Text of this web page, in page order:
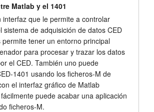
Matlab y el 1401
interfaz que le permite a controlar
sistema de adquisición de datos CED
permite tener un entorno principal
para procesar y trazar los datos
el CED. También uno puede
1401 usando los ficheros-M de
el interfaz gráfico de Matlab
puede acabar una aplicación
ficheros-M.